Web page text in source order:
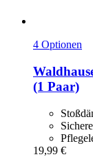
4 Optionen
(1 Paar)
19,99 €